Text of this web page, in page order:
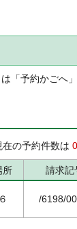
「予約かごへ
の予約件数は 0
所 請求記
/6198/